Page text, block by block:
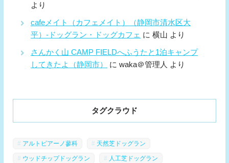
より
cafeメイト（カフェメイト）（静岡市清水区大
平）-ドッグラン・ドッグカフェ に 横山 より
さんかく山 CAMP FIELDへふうたと1泊キャンプ
してきたよ（静岡市）
に waka＠管理人 より
タグクラウド
アルトピアーノ蓼科 天然芝ドッグラン
ウッドチップドッグラン 人工芝ドッグラン